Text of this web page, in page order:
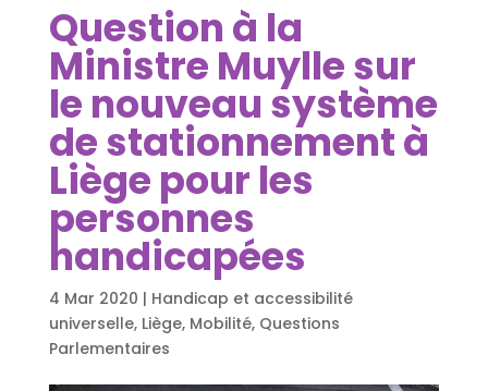
Question à la
Ministre Muylle sur
le nouveau système
de stationnement à
Liège pour les
personnes
handicapées
4 Mar 2020 | Handicap et accessibilité
universelle, Liège, Mobilité, Questions
Parlementaires